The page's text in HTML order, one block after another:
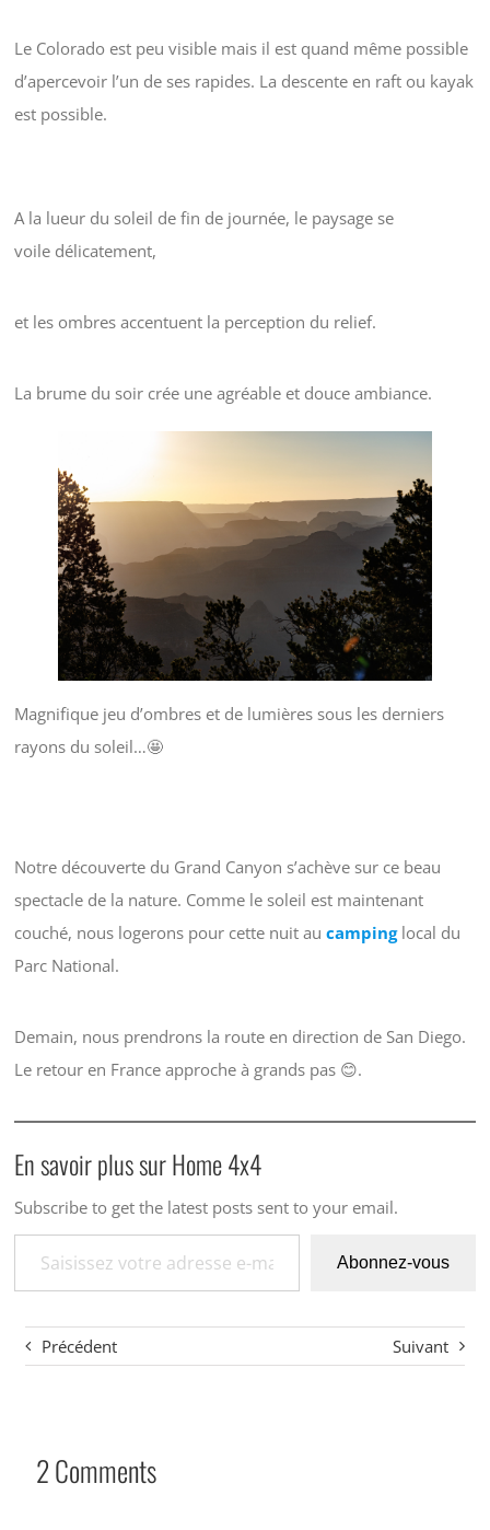
Le Colorado est peu visible mais il est quand même possible
d’apercevoir l’un de ses rapides. La descente en raft ou kayak
est possible.
A la lueur du soleil de fin de journée, le paysage se
voile délicatement,
et les ombres accentuent la perception du relief.
La brume du soir crée une agréable et douce ambiance.
Magnifique jeu d’ombres et de lumières sous les derniers
rayons du soleil…🤩
Notre découverte du Grand Canyon s’achève sur ce beau
spectacle de la nature. Comme le soleil est maintenant
couché, nous logerons pour cette nuit au campinglocal du
Parc National.
Demain, nous prendrons la route en direction de San Diego.
Le retour en France approche à grands pas 😊.
En savoir plus sur Home 4x4
Subscribe to get the latest posts sent to your email.
Saisissez votre adresse e-mail…
Abonnez-vous
Précédent Suivant
2 Comments